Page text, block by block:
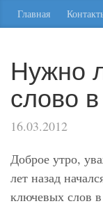
Главная
Нужно
слово
16.03.2012
Доброе утро,
лет назад
ключевых слов